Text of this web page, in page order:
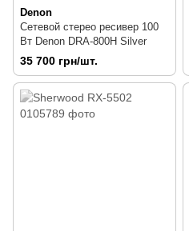
Denon
Сетевой стерео ресивер 100
Вт Denon DRA-800H Silver
35 700 грн/шт.